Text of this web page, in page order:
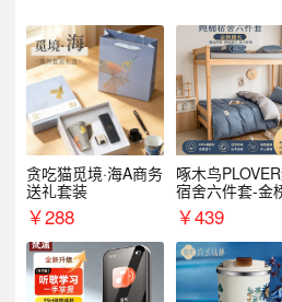
贪吃猫觅境·海A商务
送礼套装
￥288
啄木鸟
宿舍六件套-金
名
￥439